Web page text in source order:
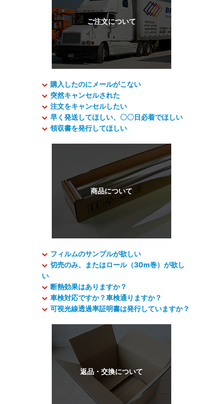
購入したのにメールがこない
突然キャンセルされた
注文をキャンセルしたい
早く発送してほしい、〇〇日必着でほしい
領収書を発行してほしい
フィルムのサンプルが欲しい
切売のみ、またはロール（30m巻）が欲し
い
断熱効果はありますか？
車検対応ですか？車検通りますか？
可視光線透過率証明書は発行していますか？